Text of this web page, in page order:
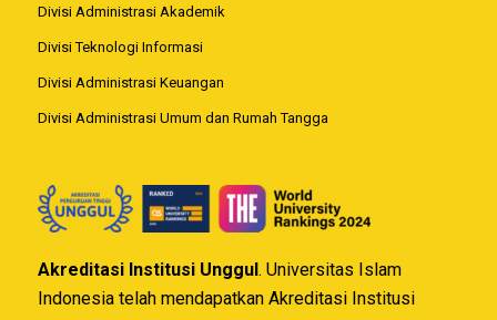
Divisi Administrasi Akademik
Divisi Teknologi Informasi
Divisi Administrasi Keuangan
Divisi Administrasi Umum dan Rumah Tangga
Akreditasi Institusi Unggul . Universitas Islam
Indonesia telah mendapatkan Akreditasi Institusi